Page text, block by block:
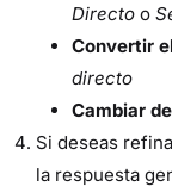
Directo o
Convertir
directo
Cambiar
Si deseas
la respuesta